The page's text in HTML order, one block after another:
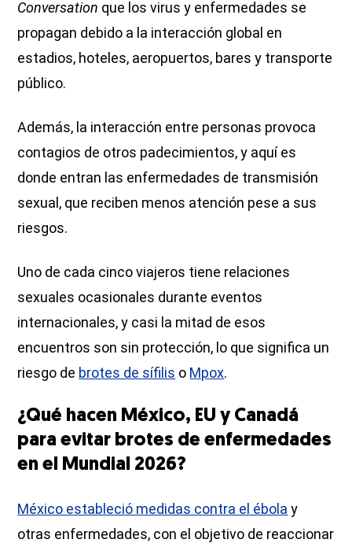
Conversation que los virus y enfermedades se
propagan debido a la interacción global en
estadios, hoteles, aeropuertos, bares y transporte
público.
Además, la interacción entre personas provoca
contagios de otros padecimientos, y aquí es
donde entran las enfermedades de transmisión
sexual, que reciben menos atención pese a sus
riesgos.
Uno de cada cinco viajeros tiene relaciones
sexuales ocasionales durante eventos
internacionales, y casi la mitad de esos
encuentros son sin protección, lo que significa un
riesgo de brotes de sífilis o Mpox.
¿Qué hacen México, EU y Canadá
para evitar brotes de enfermedades
en el Mundial 2026?
México estableció medidas contra el ébola y
otras enfermedades, con el objetivo de reaccionar